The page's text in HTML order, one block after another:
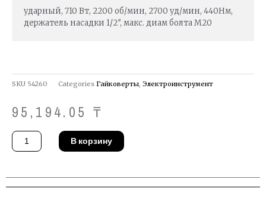
ударный, 710 Вт, 2200 об/мин, 2700 уд/мин, 440Нм,
держатель насадки 1/2″, макс. диам болта М20
SKU 54260 Categories Гайковерты, Электроинструмент
95,194.05 ₸
Количество
товара
Гайковерт
В корзину